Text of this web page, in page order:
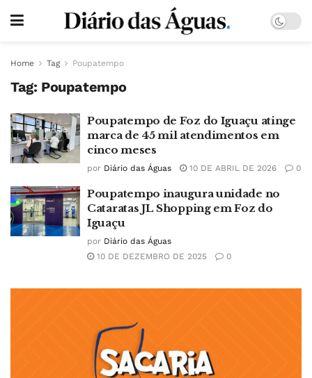
Home Tag Poupatempo
Tag: Poupatempo
Poupatempo de Foz do Iguaçu atinge
marca de 45 mil atendimentos em
cinco meses
por Diário das Águas 10 DE ABRIL DE 2026 0
Poupatempo inaugura unidade no
Cataratas JL Shopping em Foz do
Iguaçu
por Diário das Águas
10 DE DEZEMBRO DE 2025
0